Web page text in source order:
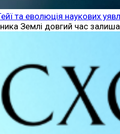
та еволюція наукових
Землі довгий час